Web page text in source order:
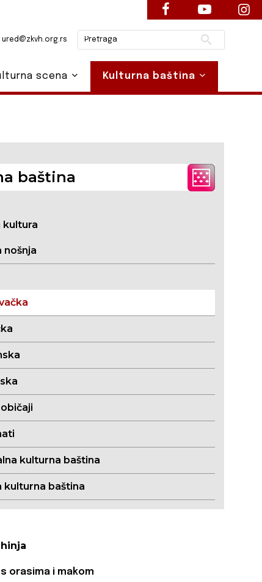
baština
kultura
nošnja
kulturna baština
kulturna baština
orasima i makom
ured@zkvh.org.rs Pretraži
scena Kulturna baština